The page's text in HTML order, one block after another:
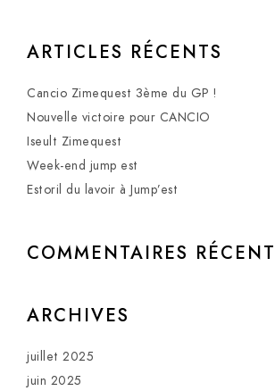
ARTICLES RÉCENTS
Cancio Zimequest 3ème du GP !
Nouvelle victoire pour CANCIO
Iseult Zimequest
Week-end jump est
Estoril du lavoir à Jump’est
COMMENTAIRES
ARCHIVES
juillet 2025
juin 2025